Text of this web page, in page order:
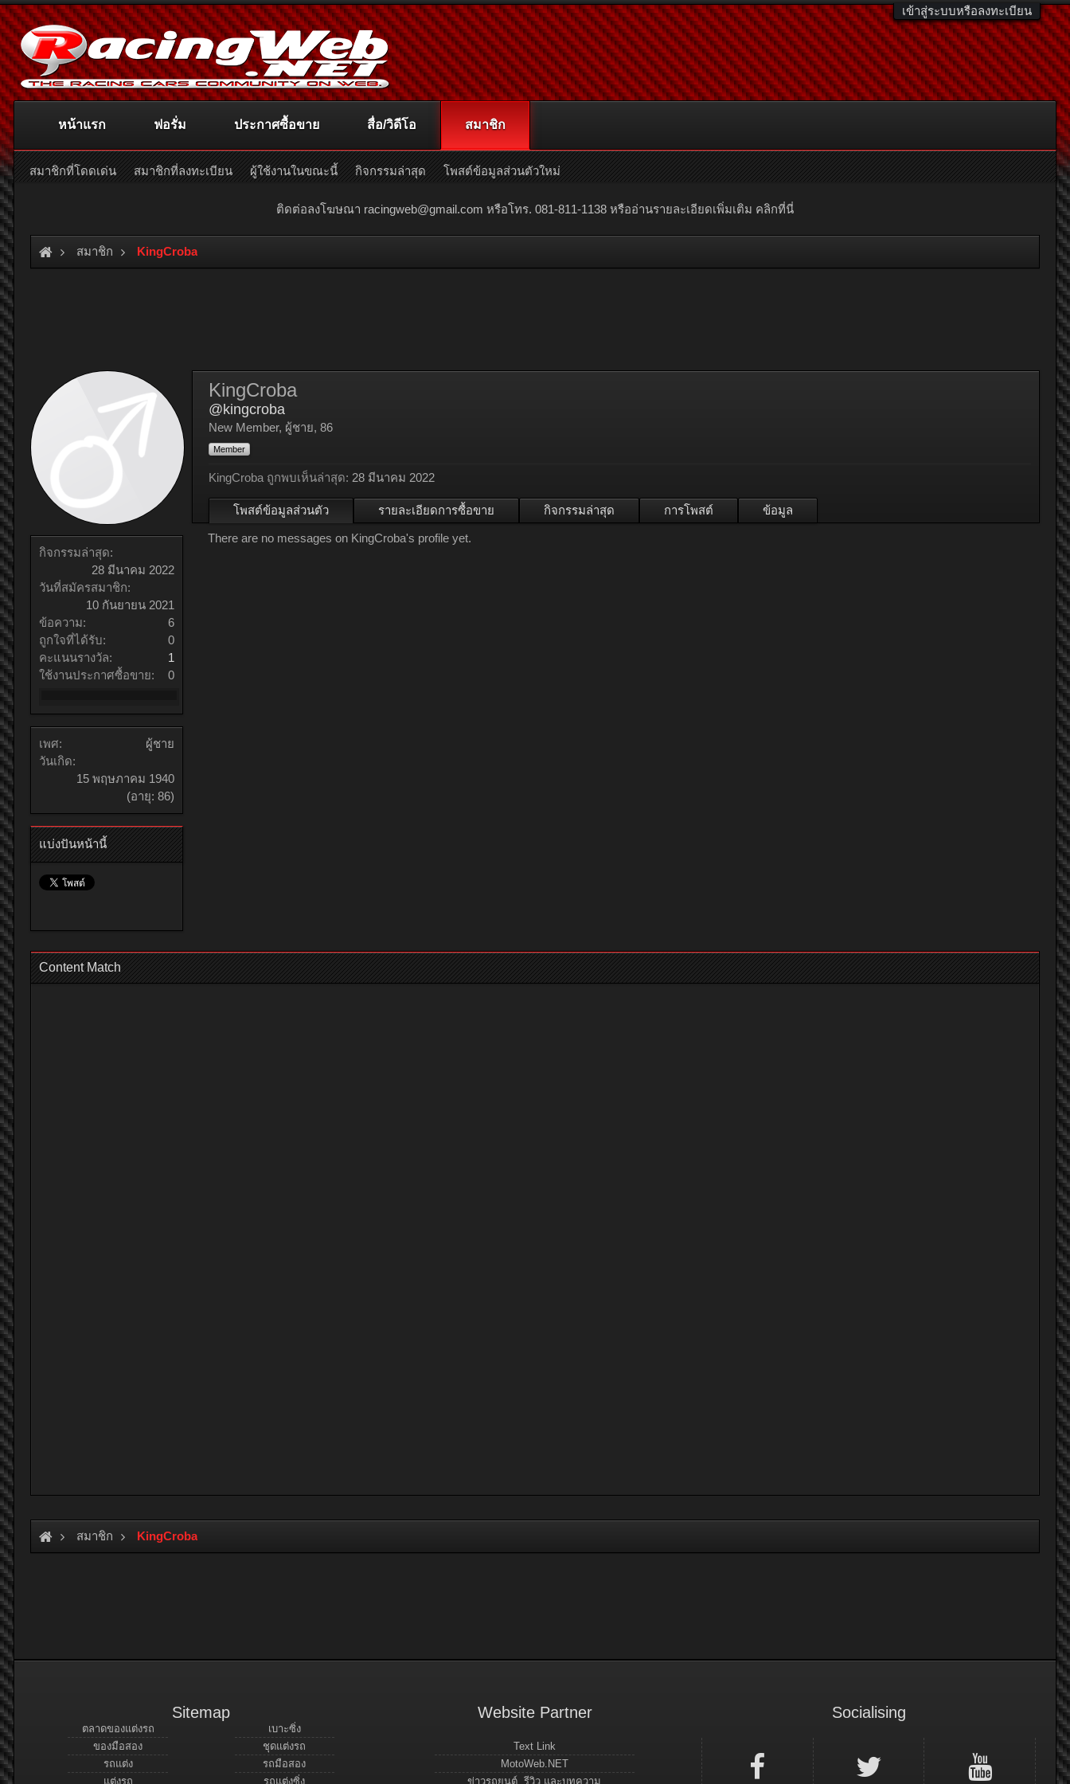
เข้าสู่ระบบหรือลงทะเบียน
ติดต่อลงโฆษณา racingweb@gmail.com หรือโทร. 081-811-1138 หรืออ่านรายละเอียดเพิ่มเติม คลิกที่นี่
สมาชิก KingCroba
กิจกรรมล่าสุด:
28 มีนาคม 2022
วันที่สมัครสมาชิก:
10 กันยายน 2021
ข้อความ:
6
ถูกใจที่ได้รับ:
0
คะแนนรางวัล:
1
ใช้งานประกาศซื้อขาย:
0
เพศ:
ผู้ชาย
วันเกิด:
15 พฤษภาคม 1940
(อายุ: 86)
แบ่งปันหน้านี้
KingCroba
@kingcroba
New Member, ผู้ชาย, 86
Member
KingCroba ถูกพบเห็นล่าสุด: 28 มีนาคม 2022
โพสต์ข้อมูลส่วนตัว รายละเอียดการซื้อขาย กิจกรรมล่าสุด การโพสต์ ข้อมูล
There are no messages on KingCroba's profile yet.
Content Match
สมาชิก KingCroba
หน้าแรก ฟอรั่ม ประกาศซื้อขาย สื่อ/วิดีโอ สมาชิก
สมาชิกที่โดดเด่น สมาชิกที่ลงทะเบียน ผู้ใช้งานในขณะนี้ กิจกรรมล่าสุด โพสต์ข้อมูลส่วนตัวใหม่
Sitemap
ตลาดของแต่งรถ
ของมือสอง
รถแต่ง
แต่งรถ
เบาะซิ่ง
ชุดแต่งรถ
รถมือสอง
รถแต่งซิ่ง
Website Partner
Text Link
MotoWeb.NET
ข่าวรถยนต์, รีวิว และบทความ
Socialising